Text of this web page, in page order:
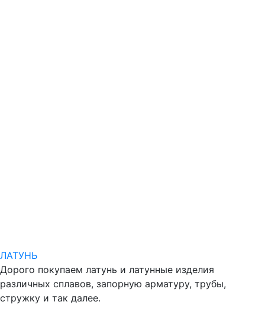
ЛАТУНЬ
Дорого покупаем латунь и латунные изделия
различных сплавов, запорную арматуру, трубы,
стружку и так далее.